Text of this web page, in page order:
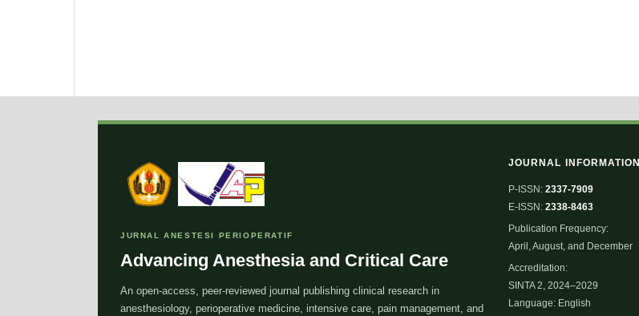
JURNAL ANESTESI PERIOPERATIF
Advancing Anesthesia and Critical Care
An open-access, peer-reviewed journal publishing clinical research in
anesthesiology, perioperative medicine, intensive care, pain management, and
JOURNAL INFORMATION
P-ISSN: 2337-7909
E-ISSN: 2338-8463
Publication Frequency:
April, August, and December
Accreditation:
SINTA 2, 2024–2029
Language: English